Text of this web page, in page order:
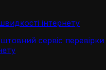
інтернету
сервіс